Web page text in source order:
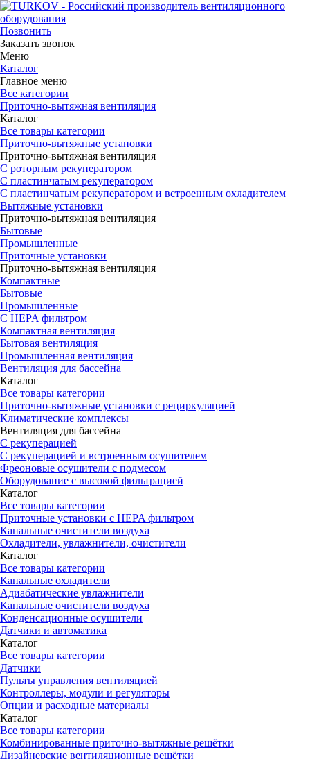
Позвонить
Заказать звонок
Меню
Каталог
Главное меню
Все категории
Приточно-вытяжная вентиляция
Каталог
Все товары категории
Приточно-вытяжные установки
Приточно-вытяжная вентиляция
С роторным рекуператором
С пластинчатым рекуператором
С пластинчатым рекуператором и встроенным охладителем
Вытяжные установки
Приточно-вытяжная вентиляция
Бытовые
Промышленные
Приточные установки
Приточно-вытяжная вентиляция
Компактные
Бытовые
Промышленные
С HEPA фильтром
Компактная вентиляция
Бытовая вентиляция
Промышленная вентиляция
Вентиляция для бассейна
Каталог
Все товары категории
Приточно-вытяжные установки с рециркуляцией
Климатические комплексы
Вентиляция для бассейна
С рекуперацией
С рекуперацией и встроенным осушителем
Фреоновые осушители с подмесом
Оборудование с высокой фильтрацией
Каталог
Все товары категории
Приточные установки c HEPA фильтром
Канальные очистители воздуха
Охладители, увлажнители, очистители
Каталог
Все товары категории
Канальные охладители
Адиабатические увлажнители
Канальные очистители воздуха
Конденсационные осушители
Датчики и автоматика
Каталог
Все товары категории
Датчики
Пульты управления вентиляцией
Контроллеры, модули и регуляторы
Опции и расходные материалы
Каталог
Все товары категории
Комбинированные приточно-вытяжные решётки
Дизайнерские вентиляционные решётки